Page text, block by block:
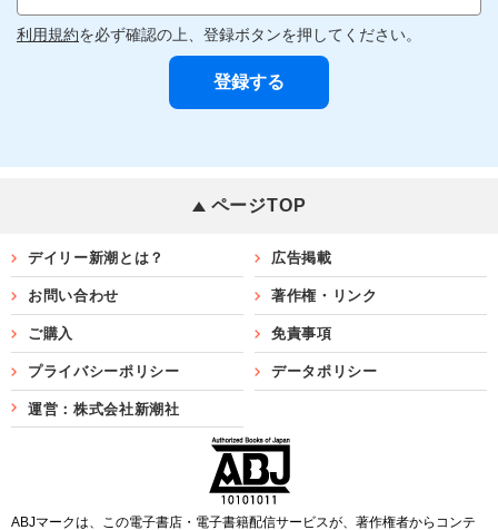
利用規約を必ず確認の上、登録ボタンを押してください。
ページTOP
デイリー新潮とは？ 広告掲載
お問い合わせ 著作権・リンク
ご購入 免責事項
プライバシーポリシー データポリシー
運営：株式会社新潮社
ABJマークは、この電子書店・電子書籍配信サービスが、著作権者からコンテ